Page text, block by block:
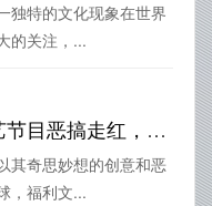
独特的文化现象在世界
的关注，...
日本奇葩综艺节目恶搞走红，网友疯狂模仿造“福利”
其奇思妙想的创意和恶
，福利文...